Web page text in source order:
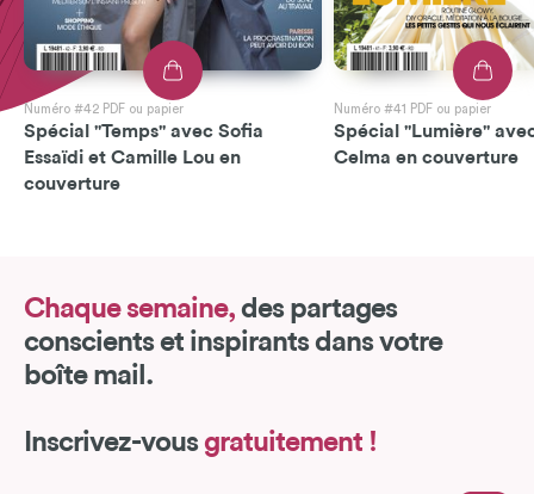
Numéro #42 PDF ou papier
Spécial "Temps" avec Sofia
Essaïdi et Camille Lou en
couverture
Numéro #41 PDF ou papier
Spécial "Lumière"
Celma en couverture
Chaque semaine, des partages
conscients et inspirants dans votre
boîte mail.
Inscrivez-vous gratuitement !